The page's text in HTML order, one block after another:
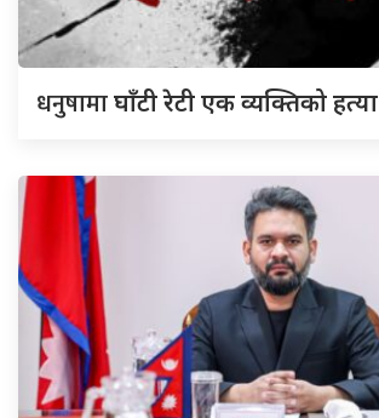
धनुषामाघाँटी रेटी एक व्यक्तिको हत्या